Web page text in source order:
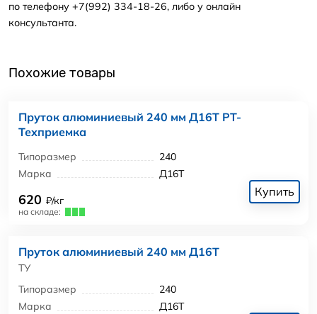
по телефону +7(992) 334-18-26, либо у онлайн
консультанта.
Похожие товары
Пруток алюминиевый 240 мм Д16Т РТ-
Техприемка
Типоразмер
240
Марка
Д16Т
620 ₽/кг
на складе:
Купить
Пруток алюминиевый 240 мм Д16Т
ТУ
Типоразмер
240
Марка
Д16Т